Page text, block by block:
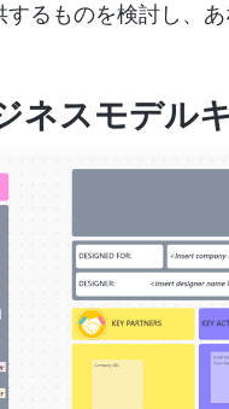
るものを検討し、
ネスモデル